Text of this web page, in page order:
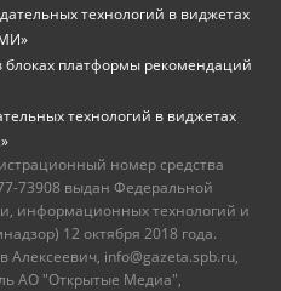
технологий в виджетах
блоках платформы рекомендаций
технологий в виджетах
номер средства
73908 выдан Федеральной
информационных технологий и
12 октября 2018 года.
info@gazeta.spb.ru,
АО "Открытые Медиа",